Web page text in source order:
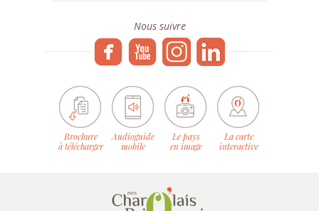
Nous suivre
Brochure
à télécharger
Audioguide
mobile
Le pays
en image
La carte
interactive